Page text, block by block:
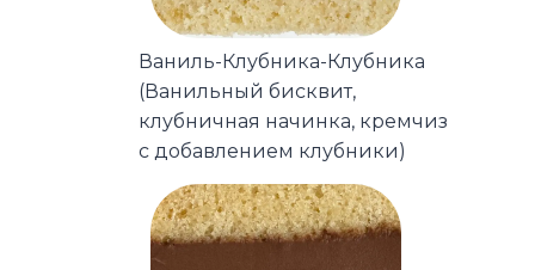
Ваниль-Клубника-Клубника
(Ванильный бисквит,
клубничная начинка, кремчиз
с добавлением клубники)